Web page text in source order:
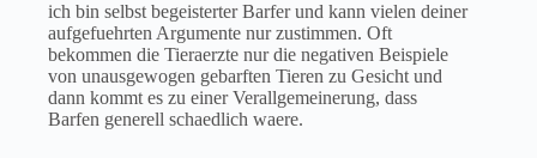
ich bin selbst begeisterter Barfer und kann vielen deiner
aufgefuehrten Argumente nur zustimmen. Oft
bekommen die Tieraerzte nur die negativen Beispiele
von unausgewogen gebarften Tieren zu Gesicht und
dann kommt es zu einer Verallgemeinerung, dass
Barfen generell schaedlich waere.